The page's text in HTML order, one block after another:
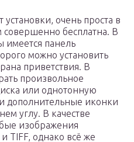
установки, очень проста в
совершенно бесплатна. В
имеется панель
можно установить
приветствия. В
произвольное
или однотонную
дополнительные иконки
углу. В качестве
изображения
TIFF, однако всё же